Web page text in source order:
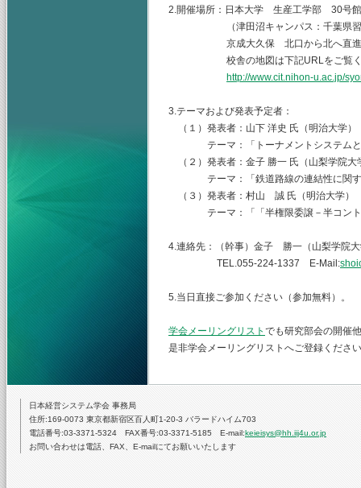
2.開催場所：日本大学 生産工学部 30号
（津田沼キャンパス：千葉県習志
京成大久保 北口から北へ直進
校舎の地図は下記URLをご覧くだ
http://www.cit.nihon-u.ac.jp/
3.テーマおよび発表予定者：
（１）発表者：山下 洋史 氏（明治大学）
テーマ：「トーナメントシステムと
（２）発表者：金子 勝一 氏（山梨学院大
テーマ：「鉄道路線の連結性に関す
（３）発表者：村山 誠 氏（明治大学）
テーマ：「「半権限委譲－半コントロ
4.連絡先：（幹事）金子 勝一（山梨学院
TEL.055-224-1337 E-Mail:
5.当日直接ご参加ください（参加無料）。
学会メーリングリスト でも研究部会の開催
是非学会メーリングリストへご登録くださ
日本経営システム学会 事務局
住所:169-0073 東京都新宿区百人町1-20-3 バラードハイム703
電話番号:03-3371-5324 FAX番号:03-3371-5185 E-mail:keieisys@hh.iij4u.or.jp
お問い合わせは電話、FAX、E-mailにてお願いいたします